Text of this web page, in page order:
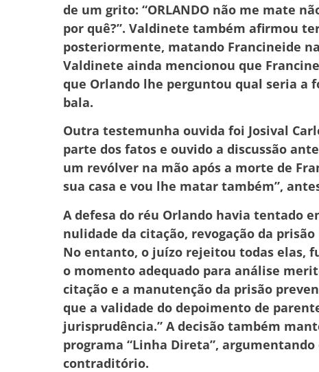
de um grito: “ORLANDO não me mate
por quê?”. Valdinete também afirmou
posteriormente, matando Francineide
Valdinete ainda mencionou que
que Orlando lhe perguntou qual seria a
bala.
Outra testemunha ouvida foi Josival
parte dos fatos e ouvido a discussão
um revólver na mão após a morte de
sua casa e vou lhe matar também”,
A defesa do réu Orlando havia tentado
nulidade da citação, revogação da
No entanto, o juízo rejeitou todas elas,
o momento adequado para análise
citação e a manutenção da prisão
que a validade do depoimento de
jurisprudência.” A decisão também
programa “Linha Direta”,
contraditório.